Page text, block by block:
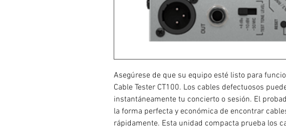
Asegúrese de que su equipo esté listo para
Cable Tester CT100. Los cables defectuosos
instantáneamente tu concierto o sesión. El
la forma perfecta y económica de encontrar
rápidamente. Esta unidad compacta prueba los